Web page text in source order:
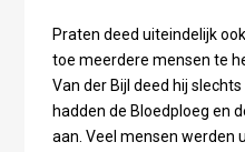
Praten deed uiteindelijk
toe meerdere mensen te
Van der Bijl deed hij
hadden de Bloedploeg en
aan. Veel mensen werden